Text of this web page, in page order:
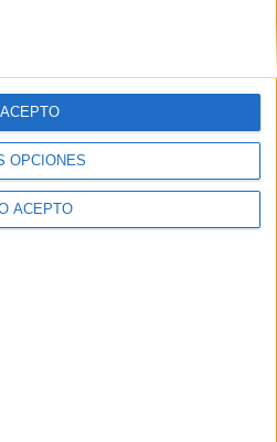
OPCIONES
ACEPTO
ACEPTO